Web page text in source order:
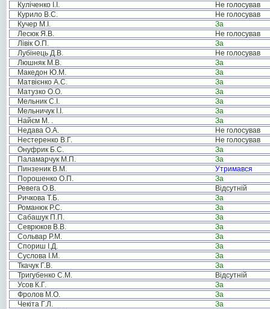
Куліченко І.І.
Не голосував
Курило В.С.
Не голосував
Кучер М.І.
За
Лесюк Я.В.
Не голосував
Лівік О.П.
За
Лубінець Д.В.
Не голосував
Люшняк М.В.
За
Македон Ю.М.
За
Матвієнко А.С.
За
Матузко О.О.
За
Мельник С.І.
За
Мельничук І.І.
За
Найєм М. .
За
Недава О.А.
Не голосував
Нестеренко В.Г.
Не голосував
Онуфрик Б.С.
За
Паламарчук М.П.
За
Пинзеник В.М.
Утримався
Порошенко О.П.
За
Ревега О.В.
Відсутній
Ричкова Т.Б.
За
Романюк Р.С.
За
Сабашук П.П.
За
Севрюков В.В.
За
Сольвар Р.М.
За
Спориш І.Д.
За
Суслова І.М.
За
Ткачук Г.В.
За
Тригубенко С.М.
Відсутній
Усов К.Г.
За
Фролов М.О.
За
Чекіта Г.Л.
За